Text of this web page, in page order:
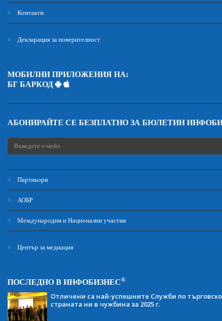
Контакти
Декларация за поверителност
МОБИЛНИ ПРИЛОЖЕНИЯ НА:
БГ БАРКОД
АБОНИРАЙТЕ СЕ БЕЗПЛАТНО ЗА БЮЛЕТИН
Партньори
АОБР
Международни и Национални участия
Център за медиация
ПОСЛЕДНО В ИНФОБИЗНЕС®
Отличени са най-успешните Служби по
страната ни в чужбина за 2025 г.